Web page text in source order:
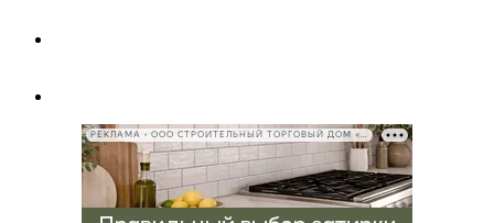
РЕКЛАМА • ООО СТРОИТЕЛЬНЫЙ ТОРГОВЫЙ ДОМ «ПЕТРОВИЧ», ИНН 7802348846